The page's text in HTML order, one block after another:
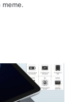
ou
clés",
type d’outil
meme.